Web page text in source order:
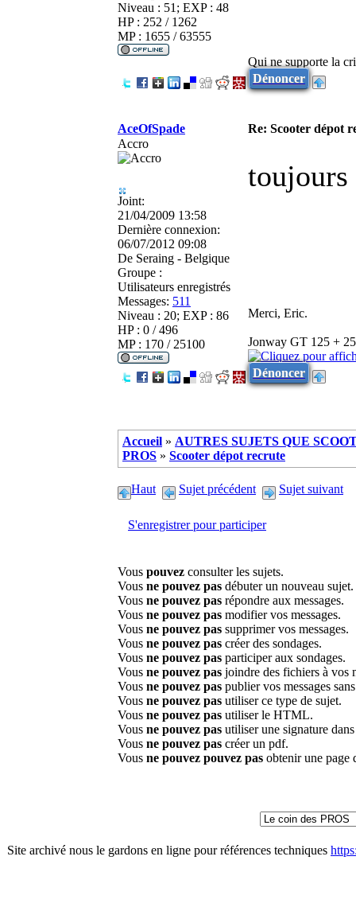
Niveau : 51; EXP : 48
HP : 252 / 1262
MP : 1655 / 63555
Qui ne supporte la
Dénoncer
AceOfSpade
Re: Scooter dépot
Accro
Joint:
21/04/2009 13:58
Dernière connexion:
06/07/2012 09:08
De Seraing - Belgique
Groupe :
Utilisateurs enregistrés
Messages: 511
Niveau : 20; EXP : 86
HP : 0 / 496
MP : 170 / 25100
toujours
Merci, Eric.
Jonway GT 125 +
Dénoncer
Accueil » AUTRES SUJETS QUE
PROS » Scooter dépot recrute
Haut Sujet précédent Sujet suivant
S'enregistrer pour participer
Vous pouvez consulter les sujets.
Vous ne pouvez pas débuter un nouveau sujet.
Vous ne pouvez pas répondre aux messages.
Vous ne pouvez pas modifier vos messages.
Vous ne pouvez pas supprimer vos messages.
Vous ne pouvez pas créer des sondages.
Vous ne pouvez pas participer aux sondages.
Vous ne pouvez pas joindre des fichiers à vos
Vous ne pouvez pas publier vos messages
Vous ne pouvez pas utiliser ce type de sujet.
Vous ne pouvez pas utiliser le HTML.
Vous ne pouvez pas utiliser une signature
Vous ne pouvez pas créer un pdf.
Vous ne pouvez pouvez pas obtenir une page
Site archivé nous le gardons en ligne pour références techniques